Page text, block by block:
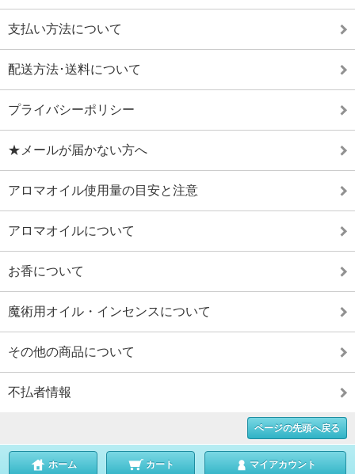
支払い方法について
配送方法･送料について
プライバシーポリシー
★メールが届かない方へ
アロマオイル使用量の目安と注意
アロマオイルについて
お香について
魔術用オイル・インセンスについて
その他の商品について
不払者情報
ページの先頭へ戻る
ホーム カート マイアカウント